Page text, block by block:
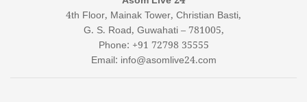
4th Floor, Mainak Tower, Christian Basti,
G. S. Road, Guwahati – 781005,
Phone: +91 72798 35555
Email: info@asomlive24.com